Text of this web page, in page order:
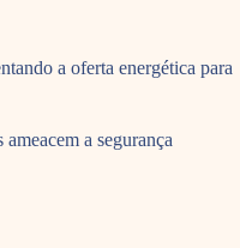
a oferta energética para
a segurança